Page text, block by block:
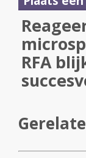
RFA